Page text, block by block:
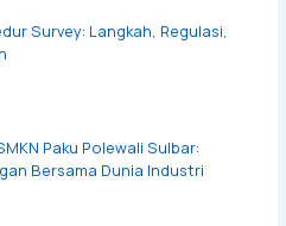
Survey: Langkah, Regulasi,
Paku Polewali Sulbar:
Bersama Dunia Industri